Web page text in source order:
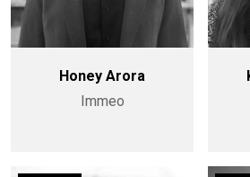
Honey Arora
Immeo